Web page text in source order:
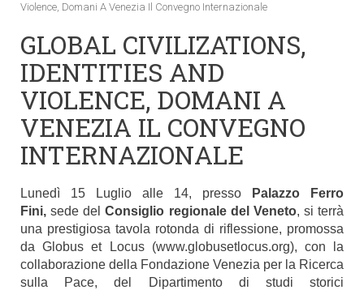
Violence, Domani A Venezia Il Convegno Internazionale
GLOBAL CIVILIZATIONS,
IDENTITIES AND
VIOLENCE, DOMANI A
VENEZIA IL CONVEGNO
INTERNAZIONALE
Lunedì 15 Luglio alle 14, presso
Palazzo Ferro
Fini, sede delConsiglio regionale del Veneto, si terrà
una prestigiosa tavola rotonda di riflessione, promossa
da Globus et Locus (www.globusetlocus.org), con la
collaborazione della Fondazione Venezia per la Ricerca
sulla Pace, del Dipartimento di studi storici